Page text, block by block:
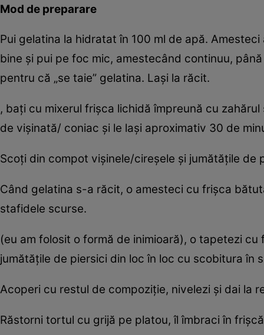
Mod de preparare
Pui gelatina la hidratat în 100 ml de apă.
bine şi pui pe foc mic, amestecând continuu,
pentru că „se taie” gelatina. Laşi la răcit.
, baţi cu mixerul frişca lichidă împreună cu
de vişinată/ coniac şi le laşi aproximativ 30 de
Scoţi din compot vişinele/cireşele şi jumătăţile de
Când gelatina s-a răcit, o amesteci cu frişca
stafidele scurse.
(eu am folosit o formă de inimioară), o tapetezi
jumătăţile de piersici din loc în loc cu scobitura în
Acoperi cu restul de compoziţie, nivelezi şi dai la
Răstorni tortul cu grijă pe platou, îl îmbraci în